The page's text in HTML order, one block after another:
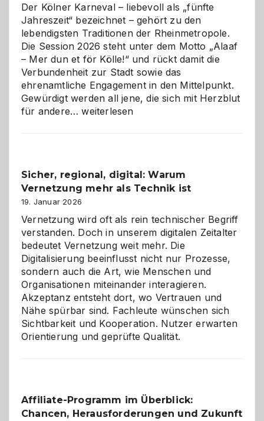
Der Kölner Karneval – liebevoll als „fünfte
Jahreszeit“ bezeichnet – gehört zu den
lebendigsten Traditionen der Rheinmetropole.
Die Session 2026 steht unter dem Motto „Alaaf
– Mer dun et för Kölle!“ und rückt damit die
Verbundenheit zur Stadt sowie das
ehrenamtliche Engagement in den Mittelpunkt.
Gewürdigt werden all jene, die sich mit Herzblut
für andere…Kölner
ein
dreifaches
Alaaf!
weiterlesen
Sicher, regional, digital: Warum
Vernetzung mehr als Technik ist
19. Januar 2026
Vernetzung wird oft als rein technischer Begriff
verstanden. Doch in unserem digitalen Zeitalter
bedeutet Vernetzung weit mehr. Die
Digitalisierung beeinflusst nicht nur Prozesse,
sondern auch die Art, wie Menschen und
Organisationen miteinander interagieren.
Akzeptanz entsteht dort, wo Vertrauen und
Nähe spürbar sind. Fachleute wünschen sich
Sichtbarkeit und Kooperation. Nutzer erwarten
Orientierung und geprüfte Qualität.
Affiliate-Programm im Überblick:
Chancen, Herausforderungen und Zukunft